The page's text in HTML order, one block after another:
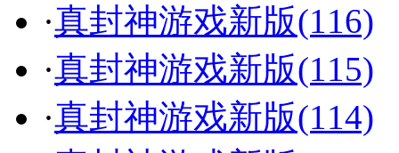
·真封神游戏新版(116)
·真封神游戏新版(115)
·真封神游戏新版(114)